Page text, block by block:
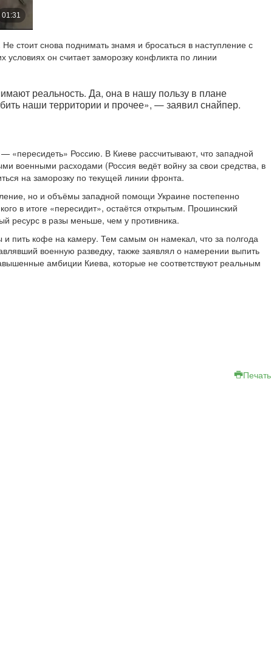
стоит снова поднимать знамя и бросаться в наступление с
он считает заморозку конфликта по линии
реальность. Да, она в нашу пользу в плане
наши территории и прочее», — заявил снайпер.
«пересидеть» Россию. В Киеве рассчитывают, что западной
военными расходами (Россия ведёт войну за свои средства, в
на заморозку по текущей линии фронта.
но и объёмы западной помощи Украине постепенно
в итоге «пересидит», остаётся открытым. Прошинский
ресурс в разы меньше, чем у противника.
пить кофе на камеру. Тем самым он намекал, что за полгода
военную разведку, также заявлял о намерении выпить
амбиции Киева, которые не соответствуют реальным
Печать